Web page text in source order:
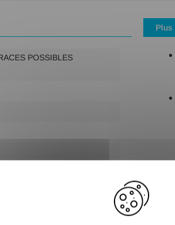
POSSIBLES
Plus